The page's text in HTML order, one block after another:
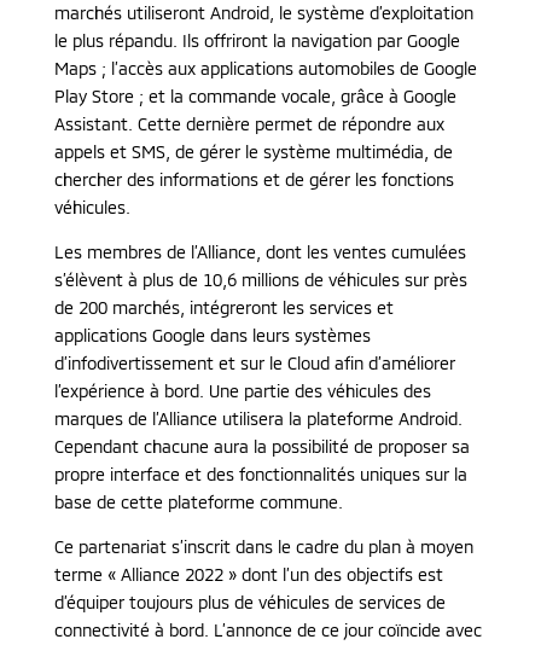
marchés utiliseront Android, le système d’exploitation
le plus répandu. Ils offriront la navigation par Google
Maps ; l’accès aux applications automobiles de Google
Play Store ; et la commande vocale, grâce à Google
Assistant. Cette dernière permet de répondre aux
appels et SMS, de gérer le système multimédia, de
chercher des informations et de gérer les fonctions
véhicules.
Les membres de l’Alliance, dont les ventes cumulées
s’élèvent à plus de 10,6 millions de véhicules sur près
de 200 marchés, intégreront les services et
applications Google dans leurs systèmes
d’infodivertissement et sur le Cloud afin d’améliorer
l’expérience à bord. Une partie des véhicules des
marques de l’Alliance utilisera la plateforme Android.
Cependant chacune aura la possibilité de proposer sa
propre interface et des fonctionnalités uniques sur la
base de cette plateforme commune.
Ce partenariat s’inscrit dans le cadre du plan à moyen
terme « Alliance 2022 » dont l’un des objectifs est
d’équiper toujours plus de véhicules de services de
connectivité à bord. L’annonce de ce jour coïncide avec